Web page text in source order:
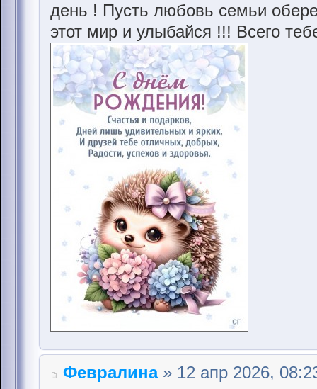
день ! Пусть любовь семьи
этот мир и улыбайся !!! Всего
Февралина» 12 апр 2026,